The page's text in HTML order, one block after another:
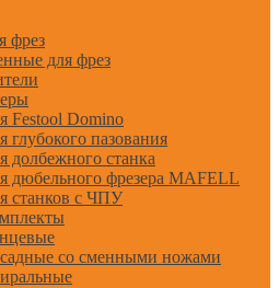
фрез
для фрез
Festool Domino
глубокого пазования
долбежного станка
дюбельного фрезера MAFELL
станков с ЧПУ
со сменными ножами